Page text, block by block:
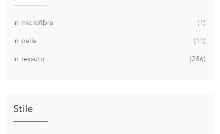
in microfibra
1
in pelle
11
in tessuto
286
Stile